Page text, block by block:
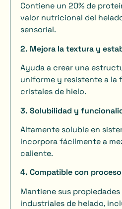
Contiene un 20% de
valor nutricional del
sensorial.
2. Mejora la textura y
Ayuda a crear una
uniforme y resistente a la
cristales de hielo.
3. Solubilidad y
Altamente soluble en
incorpora fácilmente a
caliente.
4. Compatible con
Mantiene sus
industriales de helado,